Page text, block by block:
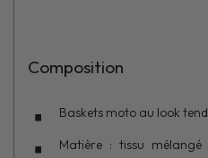
Composition
Baskets moto au look
Matière : tissu